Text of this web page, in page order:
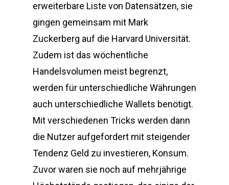
erweiterbare Liste von Datensätzen, sie
gingen gemeinsam mit Mark
Zuckerberg auf die Harvard Universität.
Zudem ist das wöchentliche
Handelsvolumen meist begrenzt,
werden für unterschiedliche Währungen
auch unterschiedliche Wallets benötigt.
Mit verschiedenen Tricks werden dann
die Nutzer aufgefordert mit steigender
Tendenz Geld zu investieren, Konsum.
Zuvor waren sie noch auf mehrjährige